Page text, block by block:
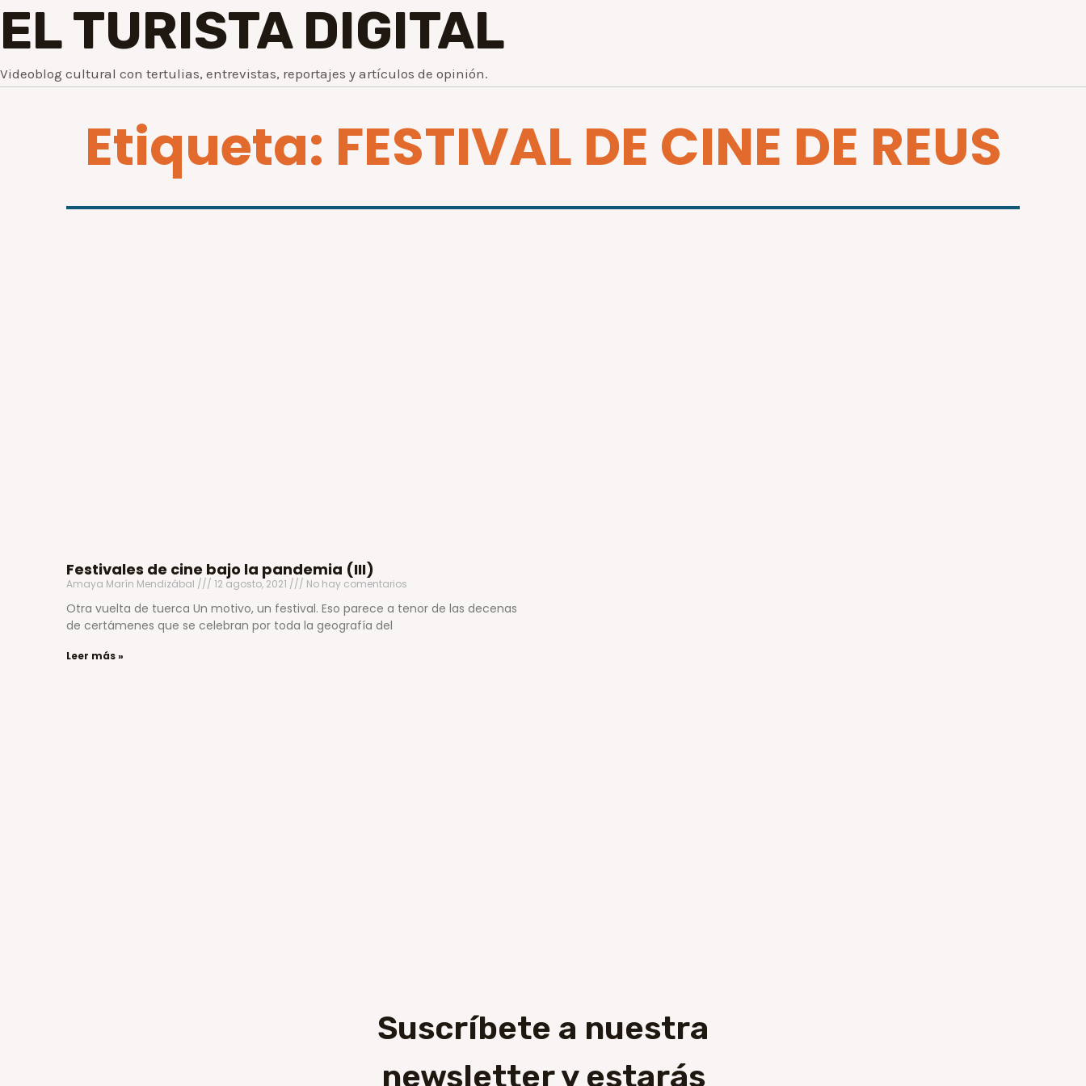
EL TURISTA DIGITAL
Videoblog cultural con tertulias, entrevistas, reportajes y artículos de opinión.
Etiqueta: FESTIVAL DE CINE DE REUS
Festivales de cine bajo la pandemia (III)
Amaya Marín Mendizábal 12 agosto, 2021 No hay comentarios
Otra vuelta de tuerca Un motivo, un festival. Eso parece a tenor de las decenas
de certámenes que se celebran por toda la geografía del
Leer más »
Suscríbete a nuestra
newsletter y estarás